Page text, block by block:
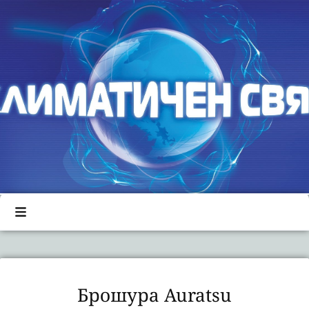
Брошура Auratsu